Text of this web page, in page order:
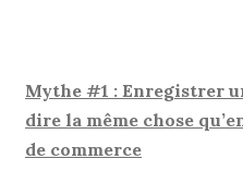
Mythe #1 : Enregistrer
dire la même chose
de commerce